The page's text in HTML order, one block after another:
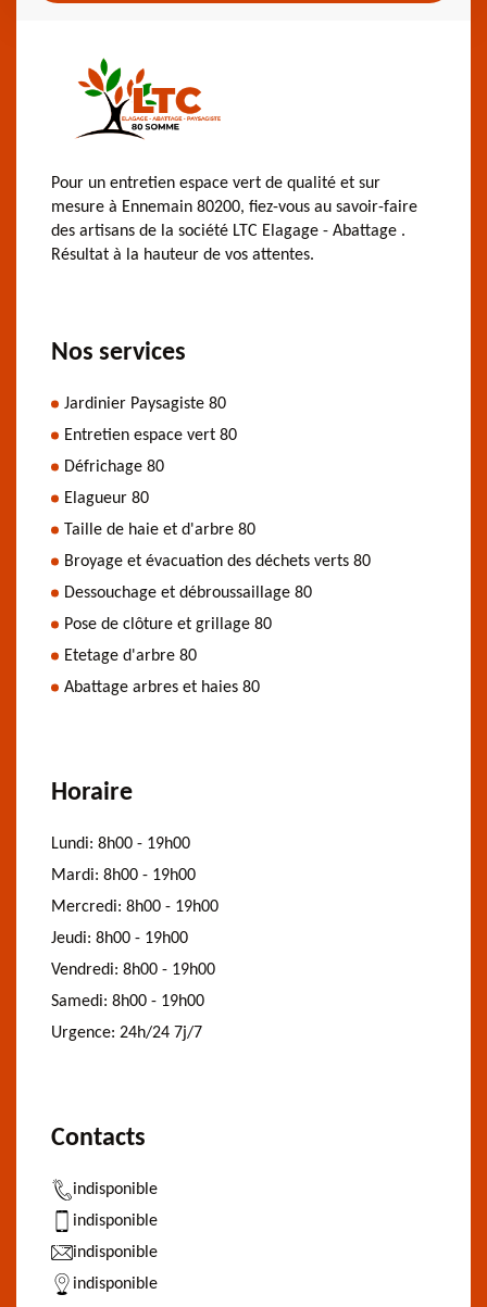
Pour un entretien espace vert de qualité et sur
mesure à Ennemain 80200, fiez-vous au savoir-faire
des artisans de la société LTC Elagage - Abattage .
Résultat à la hauteur de vos attentes.
Nos services
Jardinier Paysagiste 80
Entretien espace vert 80
Défrichage 80
Elagueur 80
Taille de haie et d'arbre 80
Broyage et évacuation des déchets verts 80
Dessouchage et débroussaillage 80
Pose de clôture et grillage 80
Etetage d'arbre 80
Abattage arbres et haies 80
Horaire
Lundi: 8h00 - 19h00
Mardi: 8h00 - 19h00
Mercredi: 8h00 - 19h00
Jeudi: 8h00 - 19h00
Vendredi: 8h00 - 19h00
Samedi: 8h00 - 19h00
Urgence: 24h/24 7j/7
Contacts
indisponible
indisponible
indisponible
indisponible